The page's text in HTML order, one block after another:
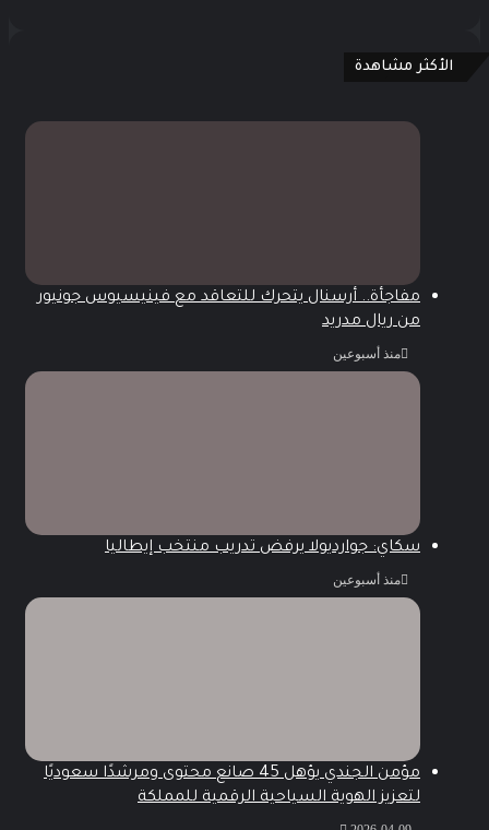
الأكثر مشاهدة
مفاجأة.. أرسنال يتحرك للتعاقد مع فينيسيوس جونيور
من ريال مدريد
منذ أسبوعين
سكاي: جوارديولا يرفض تدريب منتخب إيطاليا
منذ أسبوعين
مؤمن الجندي يؤهل 45 صانع محتوى ومرشدًا سعوديًا
لتعزيز الهوية السياحية الرقمية للمملكة